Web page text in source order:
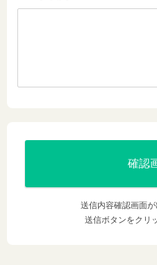
送信内容確認画面が
送信ボタンをクリ